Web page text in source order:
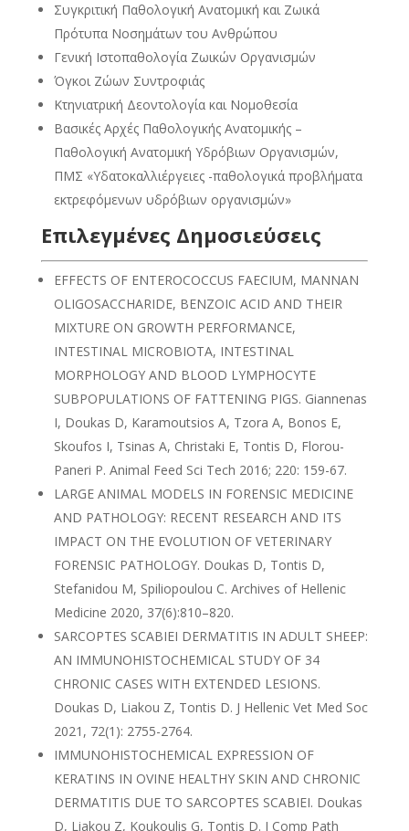
Συγκριτική Παθολογική Ανατομική και Ζωικά
Πρότυπα Νοσημάτων του Ανθρώπου
Γενική Ιστοπαθολογία Ζωικών Οργανισμών
Όγκοι Ζώων Συντροφιάς
Κτηνιατρική Δεοντολογία και Νομοθεσία
Βασικές Αρχές Παθολογικής Ανατομικής –
Παθολογική Ανατομική Υδρόβιων Οργανισμών,
ΠΜΣ «Υδατοκαλλιέργειες -παθολογικά προβλήματα
εκτρεφόμενων υδρόβιων οργανισμών»
Επιλεγμένες Δημοσιεύσεις
EFFECTS OF ENTEROCOCCUS FAECIUM, MANNAN
OLIGOSACCHARIDE, BENZOIC ACID AND THEIR
MIXTURE ON GROWTH PERFORMANCE,
INTESTINAL MICROBIOTA, INTESTINAL
MORPHOLOGY AND BLOOD LYMPHOCYTE
SUBPOPULATIONS OF FATTENING PIGS. Giannenas
I, Doukas D, Karamoutsios A, Tzora A, Bonos E,
Skoufos I, Tsinas A, Christaki E, Tontis D, Florou-
Paneri P. Animal Feed Sci Tech 2016; 220: 159-67.
LARGE ANIMAL MODELS IN FORENSIC MEDICINE
AND PATHOLOGY: RECENT RESEARCH AND ITS
IMPACT ON THE EVOLUTION OF VETERINARY
FORENSIC PATHOLOGY. Doukas D, Tontis D,
Stefanidou M, Spiliopoulou C. Archives of Hellenic
Medicine 2020, 37(6):810–820.
SARCOPTES SCABIEI DERMATITIS IN ADULT SHEEP:
AN IMMUNOHISTOCHEMICAL STUDY OF 34
CHRONIC CASES WITH EXTENDED LESIONS.
Doukas D, Liakou Z, Tontis D. J Hellenic Vet Med Soc
2021, 72(1): 2755-2764.
IMMUNOHISTOCHEMICAL EXPRESSION OF
KERATINS IN OVINE HEALTHY SKIN AND CHRONIC
DERMATITIS DUE TO SARCOPTES SCABIEI. Doukas
D, Liakou Z, Koukoulis G, Tontis D. J Comp Path